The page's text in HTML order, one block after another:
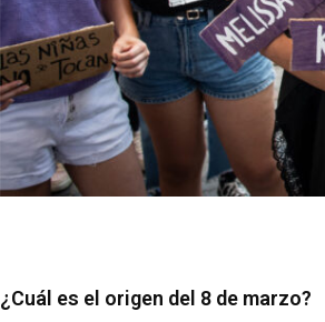
¿Cuál es el origen del 8 de marzo?